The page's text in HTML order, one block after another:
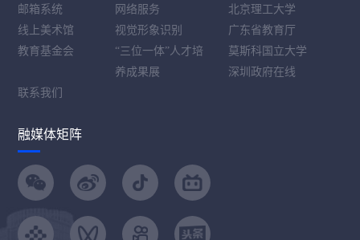
邮箱系统
网络服务
线上美术馆
视觉形象识别
教育基金会
“三位一体”人才培
养成果展
联系我们
北京理工大学
广东省教育厅
莫斯科国立大学
深圳政府在线
融媒体矩阵